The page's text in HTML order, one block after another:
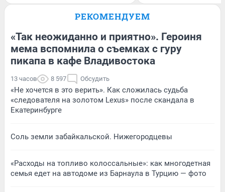
РЕКОМЕНДУЕМ
«Так неожиданно и приятно». Героиня
мема вспомнила о съемках с гуру
пикапа в кафе Владивостока
13 часов 8 597 Обсудить
«Не хочется в это верить». Как сложилась судьба
«следователя на золотом Lexus» после скандала в
Екатеринбурге
Соль земли забайкальской. Нижегородцевы
«Расходы на топливо колоссальные»: как многодетная
семья едет на автодоме из Барнаула в Турцию — фото